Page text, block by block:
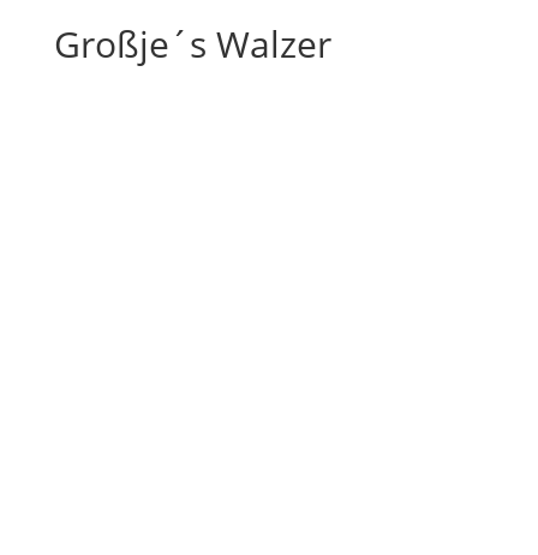
Großje´s Walzer